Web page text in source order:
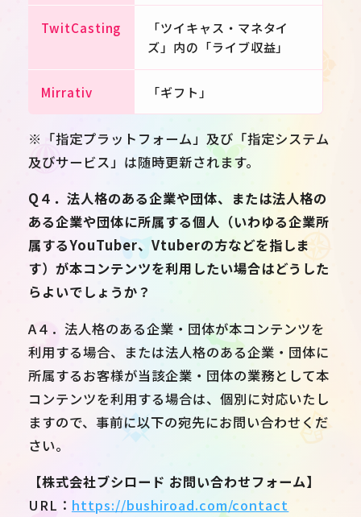
TwitCasting
「ツイキャス・マネタイ
ズ」内の「ライブ収益」
Mirrativ 「ギフト」
※「指定プラットフォーム」及び「指定システム
及びサービス」は随時更新されます。
Q４．法人格のある企業や団体、または法人格の
ある企業や団体に所属する個人（いわゆる企業所
属するYouTuber、Vtuberの方などを指しま
す）が本コンテンツを利用したい場合はどうした
らよいでしょうか？
A４．法人格のある企業・団体が本コンテンツを
利用する場合、または法人格のある企業・団体に
所属するお客様が当該企業・団体の業務として本
コンテンツを利用する場合は、個別に対応いたし
ますので、事前に以下の宛先にお問い合わせくだ
さい。
【株式会社ブシロード お問い合わせフォーム】
URL： https://bushiroad.com/contact